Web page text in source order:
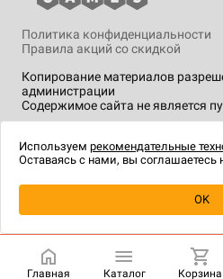
Купить
Копирование материалов
администрации
Содержимое сайта не является
Политика конфиденциальности
Правила акций со скидкой
технологии.
Главная Каталог Корзина
Используем рекомендательные
Оставаясь с нами, вы соглашаетесь
OK